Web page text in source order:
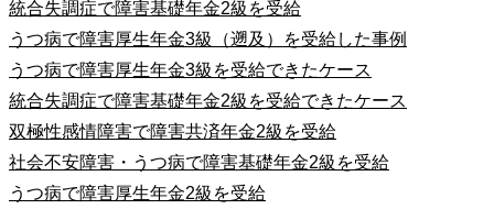
統合失調症で障害基礎年金2級を受給
うつ病で障害厚生年金3級（遡及）を受給した事例
うつ病で障害厚生年金3級を受給できたケース
統合失調症で障害基礎年金2級を受給できたケース
双極性感情障害で障害共済年金2級を受給
社会不安障害・うつ病で障害基礎年金2級を受給
うつ病で障害厚生年金2級を受給